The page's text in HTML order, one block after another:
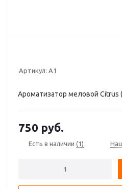
Артикул: A1
Ароматизатор меловой Citrus
750 руб.
Есть в наличии (1)